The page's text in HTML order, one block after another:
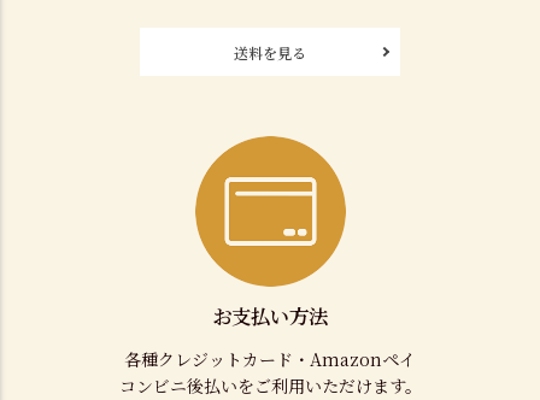
送料を見る
お支払い方法
各種クレジットカード・Amazonペイ
コンビニ後払いをご利用いただけます。